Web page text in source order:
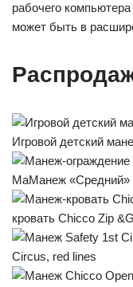
рабочего
может быть в
Игровой детский
МаМанеж «Средний»
кровать Chicco Zip
Circus, red lines